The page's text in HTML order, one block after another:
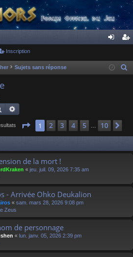
ne cri
Inscription
Sujets sans réponse
e
Rechercher
Page 1sur 10
1 2 3 4 5 10
de la mort !
« jeu. juil. 09, 2026 7:35 am
- Arrivée Ohko Deukalion
« sam. mars 28, 2026 9:08 pm
Zeus
de personnage
« lun. janv. 05, 2026 2:39 pm